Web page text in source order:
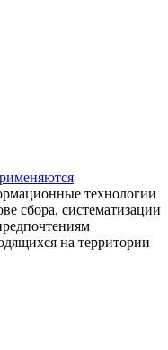
технологии
сбора, систематизации
на территории